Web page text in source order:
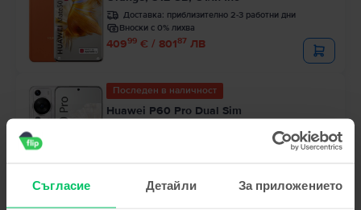
Съгласие Детайли За приложението
Доставка: приблизително 2-3 работни дни
Вноски с 0% лихва
40999 € / 80187 ЛВ
Последен в наличност
Huawei P60 Pro Dual Sim
приблизително 2-3 работни дни